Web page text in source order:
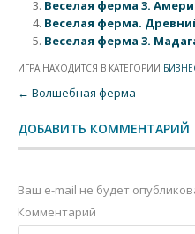
Веселая ферма 3.
Веселая ферма.
Веселая ферма 3.
ИГРА НАХОДИТСЯ В КАТЕГОРИИ
Post navigation
← Волшебная ферма
ДОБАВИТЬ КОММЕНТАРИЙ
Ваш e-mail не будет
Комментарий